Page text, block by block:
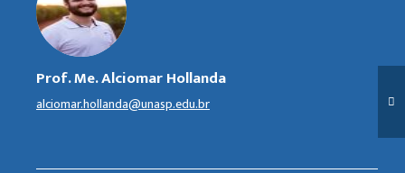
Prof. Me. Alciomar Hollanda
alciomar.hollanda@unasp.edu.br